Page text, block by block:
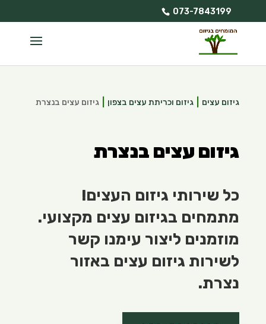
073-7843199
גיזום עצים גיזום וכריתת עצים בצפון גיזום עצים בנצרת
גיזום עצים בנצרת
כל שירותי גיזום העצים!
מתמחים בגיזום עצים מקצועי.
מוזמנים ליצור עימנו קשר
לשירות גיזום עצים באזור
נצרת.